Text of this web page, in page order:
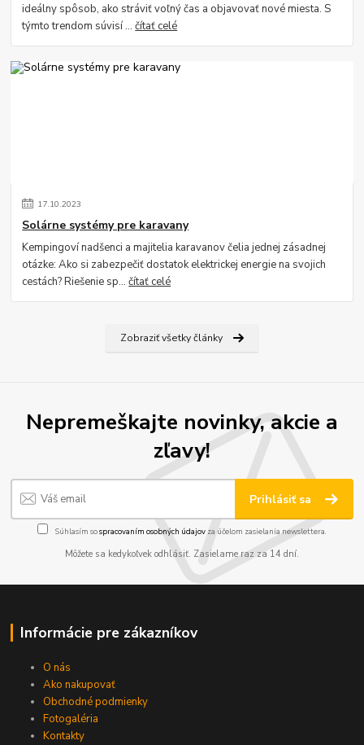
ideálny spôsob, ako stráviť voľný čas a objavovať nové miesta. S
týmto trendom súvisí ...čítať celé
17.10.2023
Solárne systémy pre karavany
Kempingoví nadšenci a majitelia karavanov čelia jednej zásadnej
otázke: Ako si zabezpečiť dostatok elektrickej energie na svojich
cestách? Riešenie sp...čítať celé
Zobraziť všetky články
Nepremeškajte novinky, akcie a
zľavy!
Prihlásiť sa
Súhlasím sospracovaním osobných údajov za účelom zasielania newslettera.
Môžete sa kedykoľvek odhlásiť. Zasielame raz za 14 dní.
Informácie pre zákazníkov
O nás
Ako nakupovať
Obchodné podmienky
Fotogaléria
Kontakty